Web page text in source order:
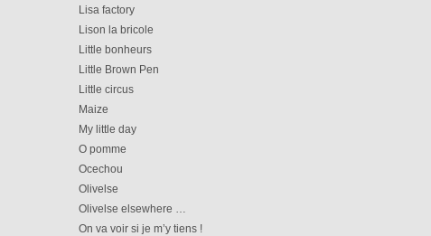
Lisa factory
Lison la bricole
Little bonheurs
Little Brown Pen
Little circus
Maize
My little day
O pomme
Ocechou
Olivelse
Olivelse elsewhere …
On va voir si je m’y tiens !